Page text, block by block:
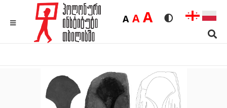
Rozmiar
ADomyślna
AŚrednia
ADużaWersja